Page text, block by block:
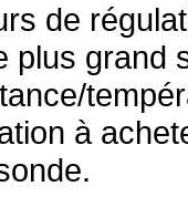
de
plus grand
à